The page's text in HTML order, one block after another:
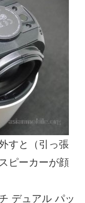
すと（引っ張
ピーカーが顔
デュアル パッ